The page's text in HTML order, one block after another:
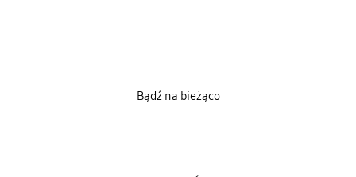
Bądź na bieżąco